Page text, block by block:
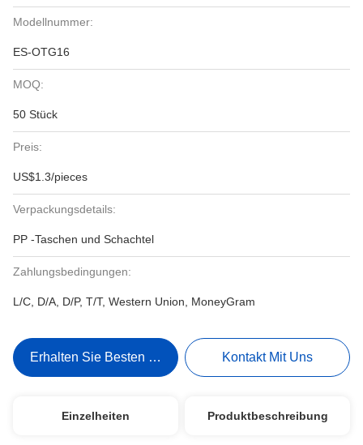
Modellnummer:
ES-OTG16
MOQ:
50 Stück
Preis:
US$1.3/pieces
Verpackungsdetails:
PP -Taschen und Schachtel
Zahlungsbedingungen:
L/C, D/A, D/P, T/T, Western Union, MoneyGram
Erhalten Sie Besten Preis Kontakt Mit Uns
Einzelheiten Produktbeschreibung